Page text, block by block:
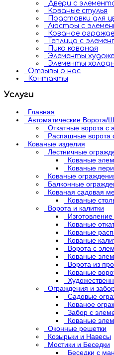
Двери с
Кованые стулья
Подставки для
Люстры с
Кованое
Теплица с
Пика кованая
Элементы
Элементы
Отзывы о нас
Контакты
Услуги
Главная
Автоматические Ворота/
Откатные ворота с
Распашные ворота
Кованые изделия
Лестничные
Кованые
Кованые
Кованые
Балконные
Кованая садовая
Кованые
Ворота и калитки
Кованые
Кованые
Кованые
Ворота с
Кованые
Ворота из
Кованые
Ограждения и
Садовые
Кованое
Забор с
Кованые
Оконные решетки
Козырьки и Навесы
Мостики и Беседки
Беседки с